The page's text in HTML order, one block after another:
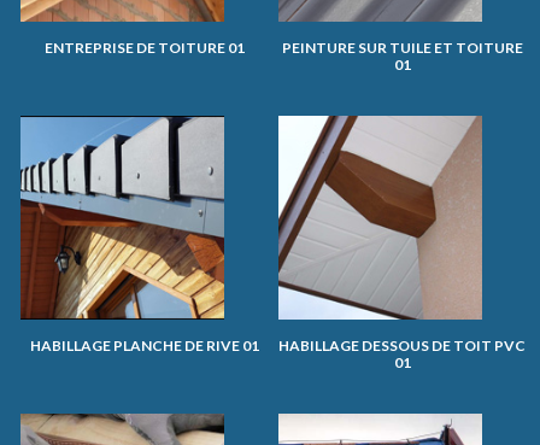
ENTREPRISE DE TOITURE 01
PEINTURE SUR TUILE ET TOITURE
01
HABILLAGE PLANCHE DE RIVE 01
HABILLAGE DESSOUS DE TOIT PVC
01